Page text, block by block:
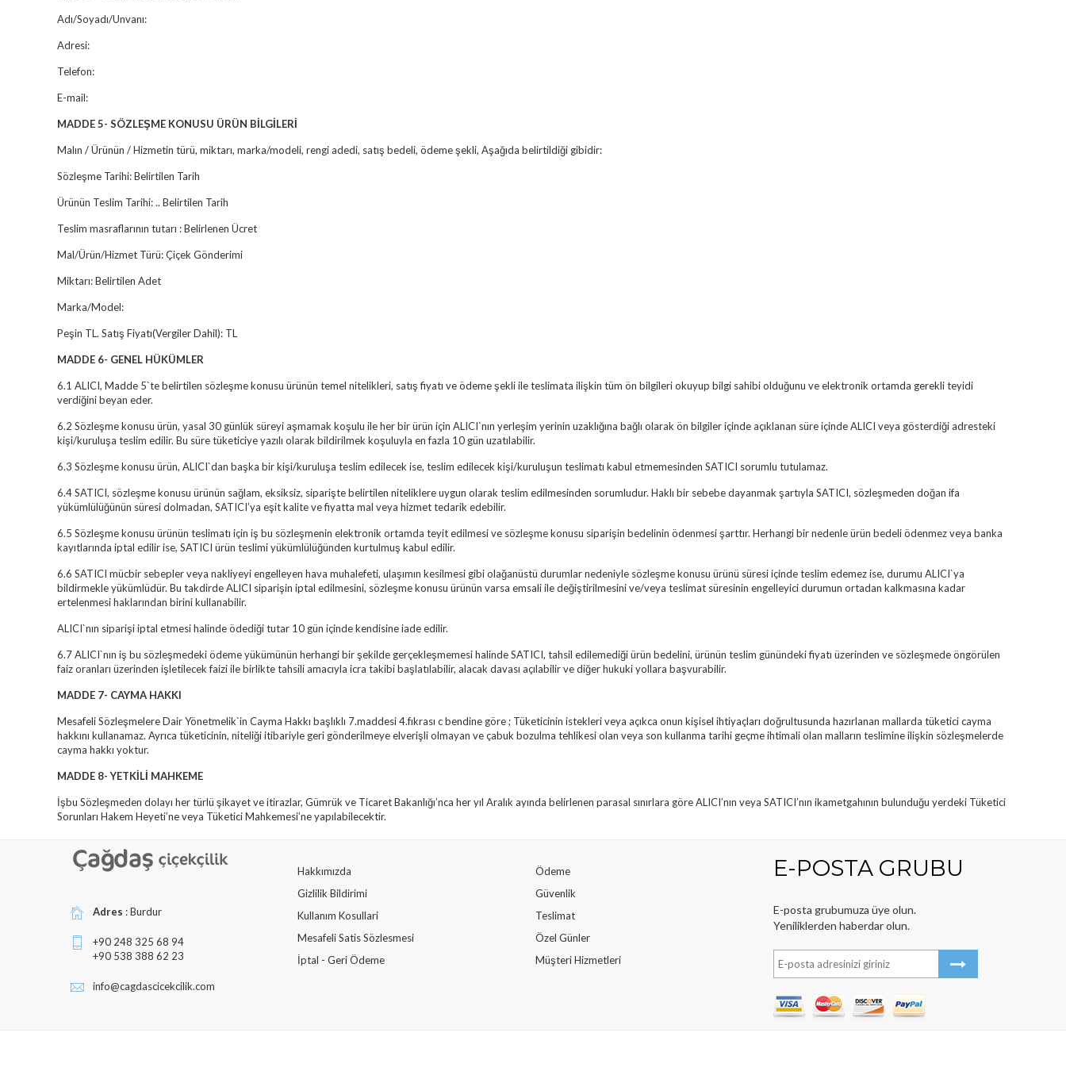
Adı/Soyadı/Unvanı:
Adresi:
Telefon:
E-mail:
MADDE 5- SÖZLEŞME KONUSU ÜRÜN BİLGİLERİ
Malın / Ürünün / Hizmetin türü, miktarı, marka/modeli, rengi adedi, satış bedeli, ödeme şekli, Aşağıda belirtildiği gibidir:
Sözleşme Tarihi: Belirtilen Tarih
Ürünün Teslim Tarihi: .. Belirtilen Tarih
Teslim masraflarının tutarı : Belirlenen Ücret
Mal/Ürün/Hizmet Türü: Çiçek Gönderimi
Miktarı: Belirtilen Adet
Marka/Model:
Peşin TL. Satış Fiyatı(Vergiler Dahil): TL
MADDE 6- GENEL HÜKÜMLER
6.1 ALICI, Madde 5`te belirtilen sözleşme konusu ürünün temel nitelikleri, satış fiyatı ve ödeme şekli ile teslimata ilişkin tüm ön bilgileri okuyup bilgi sahibi olduğunu ve elektronik ortamda gerekli teyidi
verdiğini beyan eder.
6.2 Sözleşme konusu ürün, yasal 30 günlük süreyi aşmamak koşulu ile her bir ürün için ALICI`nın yerleşim yerinin uzaklığına bağlı olarak ön bilgiler içinde açıklanan süre içinde ALICI veya gösterdiği adresteki
kişi/kuruluşa teslim edilir. Bu süre tüketiciye yazılı olarak bildirilmek koşuluyla en fazla 10 gün uzatılabilir.
6.3 Sözleşme konusu ürün, ALICI`dan başka bir kişi/kuruluşa teslim edilecek ise, teslim edilecek kişi/kuruluşun teslimatı kabul etmemesinden SATICI sorumlu tutulamaz.
6.4 SATICI, sözleşme konusu ürünün sağlam, eksiksiz, siparişte belirtilen niteliklere uygun olarak teslim edilmesinden sorumludur. Haklı bir sebebe dayanmak şartıyla SATICI, sözleşmeden doğan ifa
yükümlülüğünün süresi dolmadan, SATICI’ya eşit kalite ve fiyatta mal veya hizmet tedarik edebilir.
6.5 Sözleşme konusu ürünün teslimatı için iş bu sözleşmenin elektronik ortamda teyit edilmesi ve sözleşme konusu siparişin bedelinin ödenmesi şarttır. Herhangi bir nedenle ürün bedeli ödenmez veya banka
kayıtlarında iptal edilir ise, SATICI ürün teslimi yükümlülüğünden kurtulmuş kabul edilir.
6.6 SATICI mücbir sebepler veya nakliyeyi engelleyen hava muhalefeti, ulaşımın kesilmesi gibi olağanüstü durumlar nedeniyle sözleşme konusu ürünü süresi içinde teslim edemez ise, durumu ALICI`ya
bildirmekle yükümlüdür. Bu takdirde ALICI siparişin iptal edilmesini, sözleşme konusu ürünün varsa emsali ile değiştirilmesini ve/veya teslimat süresinin engelleyici durumun ortadan kalkmasına kadar
ertelenmesi haklarından birini kullanabilir.
ALICI`nın siparişi iptal etmesi halinde ödediği tutar 10 gün içinde kendisine iade edilir.
6.7 ALICI`nın iş bu sözleşmedeki ödeme yükümünün herhangi bir şekilde gerçekleşmemesi halinde SATICI, tahsil edilemediği ürün bedelini, ürünün teslim günündeki fiyatı üzerinden ve sözleşmede öngörülen
faiz oranları üzerinden işletilecek faizi ile birlikte tahsili amacıyla icra takibi başlatılabilir, alacak davası açılabilir ve diğer hukuki yollara başvurabilir.
MADDE 7- CAYMA HAKKI
Mesafeli Sözleşmelere Dair Yönetmelik`in Cayma Hakkı başlıklı 7.maddesi 4.fıkrası c bendine göre ; Tüketicinin istekleri veya açıkca onun kişisel ihtiyaçları doğrultusunda hazırlanan mallarda tüketici cayma
hakkını kullanamaz. Ayrıca tüketicinin, niteliği itibariyle geri gönderilmeye elverişli olmayan ve çabuk bozulma tehlikesi olan veya son kullanma tarihi geçme ihtimali olan malların teslimine ilişkin sözleşmelerde
cayma hakkı yoktur.
MADDE 8- YETKİLİ MAHKEME
İşbu Sözleşmeden dolayı her türlü şikayet ve itirazlar, Gümrük ve Ticaret Bakanlığı’nca her yıl Aralık ayında belirlenen parasal sınırlara göre ALICI’nın veya SATICI’nın ikametgahının bulunduğu yerdeki Tüketici
Sorunları Hakem Heyeti’ne veya Tüketici Mahkemesi’ne yapılabilecektir.
Adres : Burdur
+90 248 325 68 94
+90 538 388 62 23
info@cagdascicekcilik.com
Hakkımızda
Gizlilik Bildirimi
Kullanım Kosullari
Mesafeli Satis Sözlesmesi
İptal - Geri Ödeme
Ödeme
Güvenlik
Teslimat
Özel Günler
Müşteri Hizmetleri
E-POSTA GRUBU
E-posta grubumuza üye olun.
Yeniliklerden haberdar olun.